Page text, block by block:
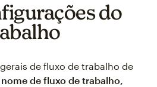
do
de fluxo de trabalho de
nome de fluxo de trabalho,